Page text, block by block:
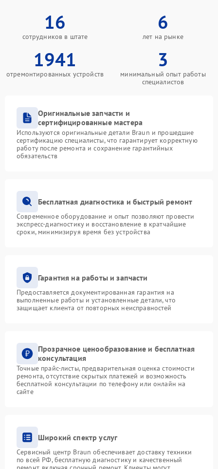
16
сотрудников в штате
6
лет на рынке
1941
отремонтированных устройств
3
минимальный опыт работы
специалистов
Оригинальные запчасти и
сертифицированные мастера
Используются оригинальные детали Braun и прошедшие
сертификацию специалисты, что гарантирует корректную
работу после ремонта и сохранение гарантийных
обязательств
Бесплатная диагностика и быстрый ремонт
Современное оборудование и опыт позволяют провести
экспресс-диагностику и восстановление в кратчайшие
сроки, минимизируя время без устройства
Гарантия на работы и запчасти
Предоставляется документированная гарантия на
выполненные работы и установленные детали, что
защищает клиента от повторных неисправностей
Прозрачное ценообразование и бесплатная
консультация
Точные прайс-листы, предварительная оценка стоимости
ремонта, отсутствие скрытых платежей и возможность
бесплатной консультации по телефону или онлайн на
сайте
Широкий спектр услуг
Сервисный центр Braun обеспечивает доставку техники
по всей РФ, бесплатную диагностику и качественный